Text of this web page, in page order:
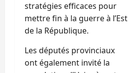
stratégies efficaces pour
mettre fin à la guerre à l’Est
de la République.
Les députés provinciaux
ont également invité la